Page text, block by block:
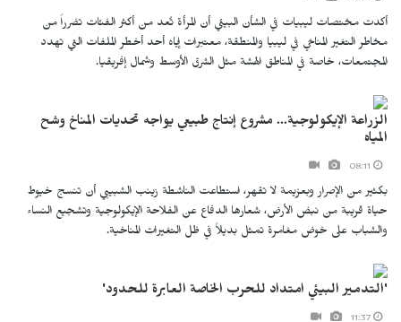
أكدت مختصات ليبيات في الشأن البيئي أن المرأة تُعد من أكثر الفئات تضرراً من
مخاطر التغير المناخي في ليبيا والمنطقة، معتبرات إياه أحد أخطر الملفات التي تهدد
المجتمعات، خاصة في المناطق الهشة مثل الشرق الأوسط وشمال إفريقيا.
الزراعة الإيكولوجية... مشروع إنتاج طبيعي يواجه تحديات المناخ وشح
المياه
بكثير من الإصرار وبعزيمة لا تقهر، استطاعت الناشطة زينب الشبيبي أن تنسج خيوط
حياة قريبة من نبض الأرض، شعارها الدفاع عن الفلاحة الإيكولوجية وتشجيع النساء
والشباب على خوض مغامرة تمثل بديلاً في ظل التغيرات المناخية.
'التدمير البيئي امتداد للحرب الخاصة العابرة للحدود'